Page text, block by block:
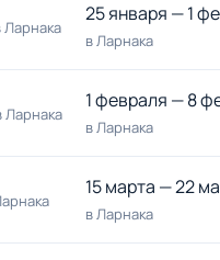
Ларнака
25 января — 1
в Ларнака
Ларнака
1 февраля — 8
в Ларнака
15 марта — 22
в Ларнака